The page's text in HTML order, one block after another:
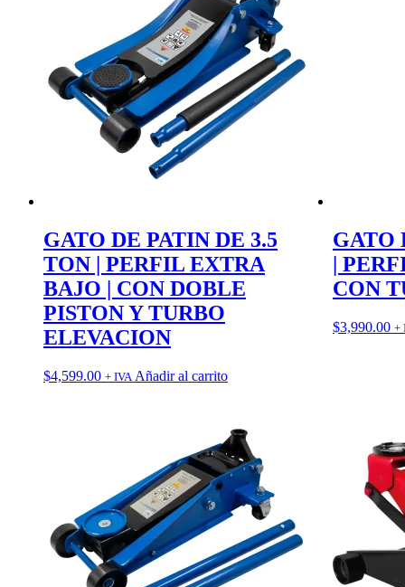
GATO DE PATIN DE 3.5
TON | PERFIL EXTRA
BAJO | CON DOBLE
PISTON Y TURBO
ELEVACION
$4,599.00 + IVA Añadir al carrito
GATO
|
CON
$3,990.00 +